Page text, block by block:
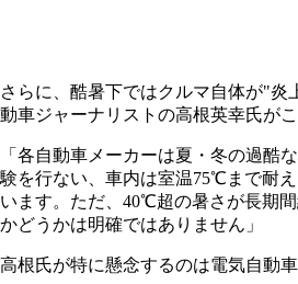
さらに、酷暑下ではクルマ自体が"炎
動車ジャーナリストの高根英幸氏がこ
「各自動車メーカーは夏・冬の過酷
験を行ない、車内は室温75℃まで耐
います。ただ、40℃超の暑さが長期
かどうかは明確ではありません」
高根氏が特に懸念するのは電気自動車